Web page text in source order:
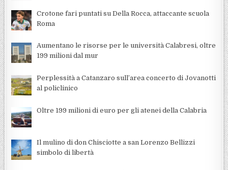
Crotone fari puntati su Della Rocca, attaccante scuola
Roma
Aumentano le risorse per le università Calabresi, oltre
199 milioni dal mur
Perplessità a Catanzaro sull’area concerto di Jovanotti
al policlinico
Oltre 199 milioni di euro per gli atenei della Calabria
Il mulino di don Chisciotte a san Lorenzo Bellizzi
simbolo di libertà